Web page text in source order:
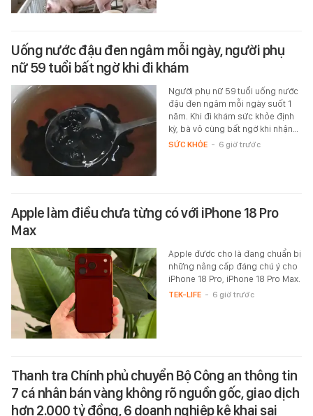
Uống nước đậu đen ngâm mỗi ngày, người phụ
nữ 59 tuổi bất ngờ khi đi khám
Người phụ nữ 59 tuổi uống nước
đậu đen ngâm mỗi ngày suốt 1
năm. Khi đi khám sức khỏe định
kỳ, bà vô cùng bất ngờ khi nhận…
SỨC KHỎE - 6 giờ trước
Apple làm điều chưa từng có với iPhone 18 Pro
Max
Apple được cho là đang chuẩn bị
những nâng cấp đáng chú ý cho
iPhone 18 Pro, iPhone 18 Pro Max.
TEK-LIFE - 6 giờ trước
Thanh tra Chính phủ chuyển Bộ Công an thông tin
7 cá nhân bán vàng không rõ nguồn gốc, giao dịch
hơn 2.000 tỷ đồng, 6 doanh nghiệp kê khai sai